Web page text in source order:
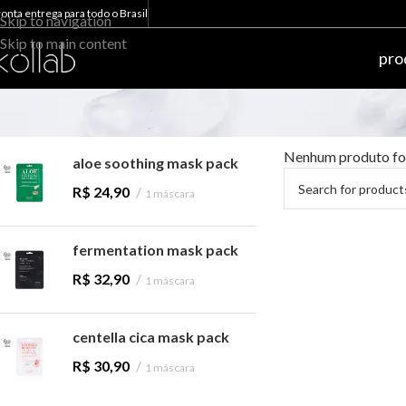
Skip to navigation
Skip to main content
entrega para todo o Brasil
aloe soothing mask pack
R$ 24,90 1 máscara
fermentation mask pack
R$ 32,90 1 máscara
centella cica mask pack
R$ 30,90 1 máscara
Nenhum produto